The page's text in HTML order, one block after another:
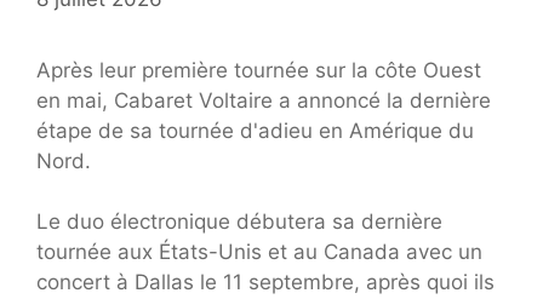
Après leur première tournée sur la côte Ouest
en mai, Cabaret Voltaire a annoncé la dernière
étape de sa tournée d'adieu en Amérique du
Nord.
Le duo électronique débutera sa dernière
tournée aux États-Unis et au Canada avec un
concert à Dallas le 11 septembre, après quoi ils